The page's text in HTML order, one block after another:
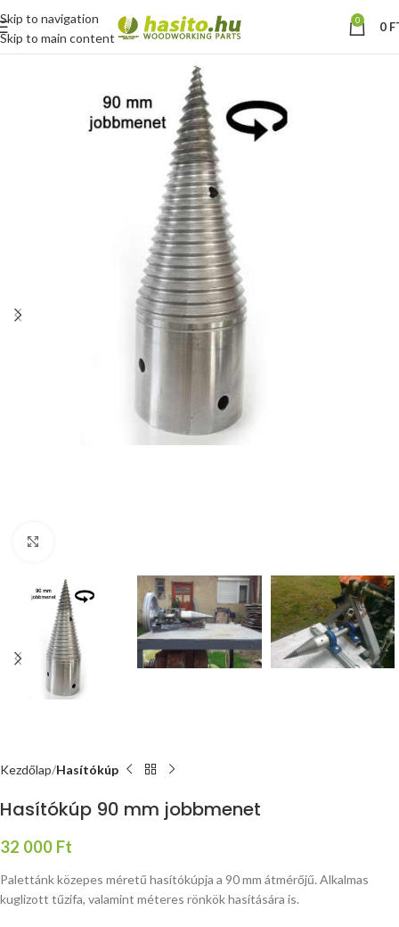
Skip to navigation
Skip to main content
0 0
Kezdőlap Hasítókúp
Hasítókúp 90 mm jobbmenet
32 000 Ft
Palettánk közepes méretű hasítókúpja a 90 mm átmérőjű. Alkalmas
kuglizott tűzifa, valamint méteres rönkök hasítására is.